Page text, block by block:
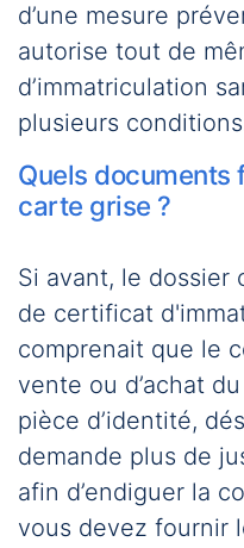
d’une mesure
autorise tout de
d’immatriculation
plusieurs
Quels documents
carte grise ?
Si avant, le dossier
de certificat
comprenait que le
vente ou d’achat
pièce d’identité,
demande plus de
afin d’endiguer la
vous devez fournir